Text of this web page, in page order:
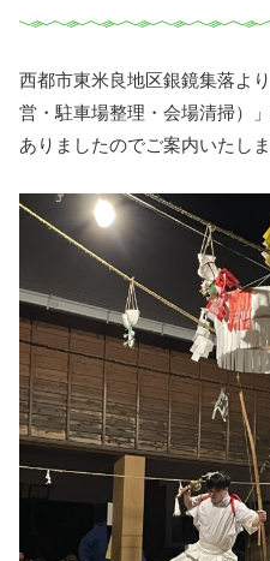
西都市東米良地区銀鏡集落よ
営・駐車場整理・会場清掃）
ありましたのでご案内いたしま